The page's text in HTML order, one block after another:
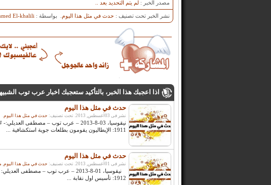
مصدر الخبر : لم يتم التحديد بعد ..
نشر الخبر تحت تصنيف : حدث في مثل هذا اليوم . بواسطة : El-khalili
اذا اعجبك هذا الخبر، بالتأكيد ستعجبك اخبار عرب توب
حدث في مثل هذا اليوم
نشر فى 03أغسطس, 2013. تحت تصنيف: حدث في مثل هذا اليوم.
نيقوسيا، 03-8-2013 – عرب توب – مصطفى
1911: الإيطاليون يقومون بطلعات جوية استكشافية ...
حدث في مثل هذا اليوم
نشر فى 01أغسطس, 2013. تحت تصنيف: حدث في مثل هذا اليوم,
نيقوسيا، 01-8-2013 – عرب توب – مصطفى
1912: تأسيس اول نقابة ...